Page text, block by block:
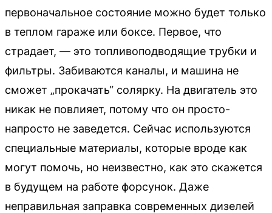
первоначальное состояние можно будет только
в теплом гараже или боксе. Первое, что
страдает, — это топливоподводящие трубки и
фильтры. Забиваются каналы, и машина не
сможет „прокачать“ солярку. На двигатель это
никак не повлияет, потому что он просто-
напросто не заведется. Сейчас используются
специальные материалы, которые вроде как
могут помочь, но неизвестно, как это скажется
в будущем на работе форсунок. Даже
неправильная заправка современных дизелей